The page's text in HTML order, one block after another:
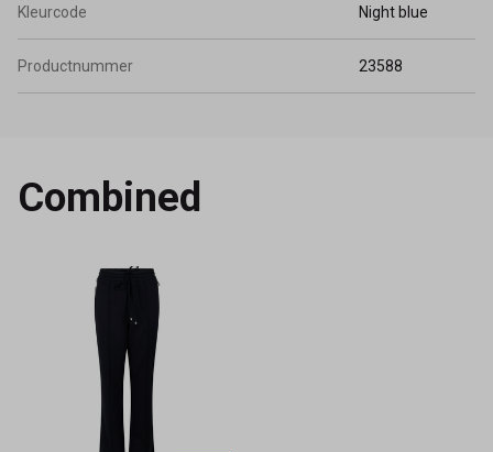
Kleurcode Night blue
Productnummer 23588
Combined